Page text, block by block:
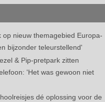
op nieuw themagebied Europa-
bijzonder teleurstellend'
& Pip-pretpark zitten
'Het was gewoon niet
dé oplossing voor de